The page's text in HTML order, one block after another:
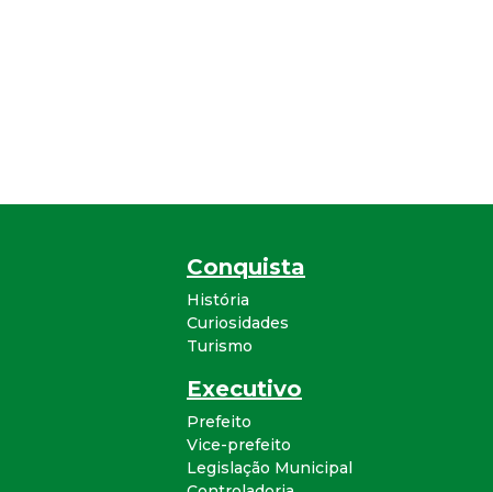
Conquista
História
Curiosidades
Turismo
Executivo
Prefeito
Vice-prefeito
Legislação Municipal